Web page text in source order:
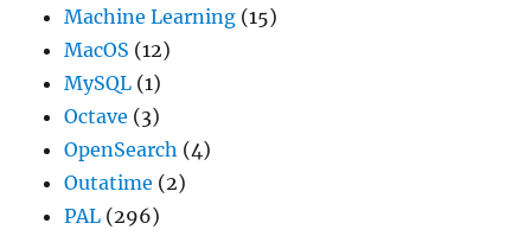
Machine Learning (15)
MacOS (12)
MySQL (1)
Octave (3)
OpenSearch (4)
Outatime (2)
PAL (296)